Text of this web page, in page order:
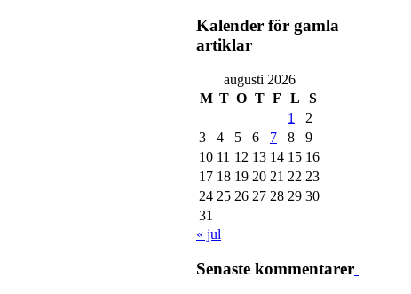
Kalender för gamla
artiklar
augusti 2026
M T O T F L
S
1
2
3
4 5 6 7 8
9
10 11 12 13 14 15 16
17 18 19 20 21 22 23
24 25 26 27 28 29 30
31
« jul
Senaste kommentarer